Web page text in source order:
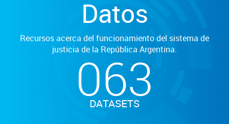
Datos
Recursos acerca del funcionamiento del sistema de
justicia de la República Argentina.
063
DATASETS